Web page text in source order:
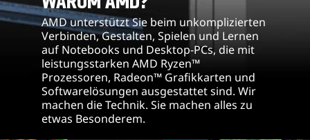
u
AMD unterstützt Sie beim unkomplizierten
Verbinden, Gestalten, Spielen und Lernen
auf Notebooks und Desktop-PCs, die mit
leistungsstarken AMD Ryzen™
Prozessoren, Radeon™ Grafikkarten und
Softwarelösungen ausgestattet sind. Wir
machen die Technik. Sie machen alles zu
etwas Besonderem.